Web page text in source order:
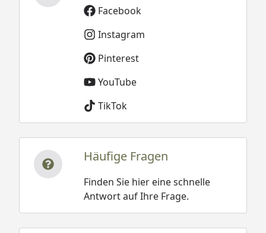
Facebook
Instagram
Pinterest
YouTube
TikTok
Häufige Fragen
Finden Sie hier eine schnelle
Antwort auf Ihre Frage.